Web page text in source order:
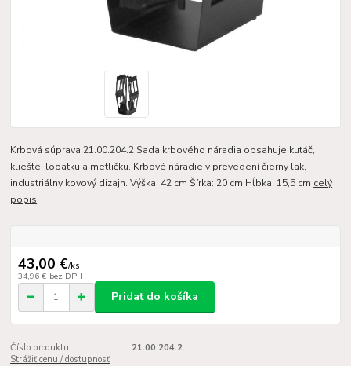
Krbová súprava 21.00.204.2 Sada krbového náradia obsahuje kutáč,
kliešte, lopatku a metličku. Krbové náradie v prevedení čierny lak,
industriálny kovový dizajn. Výška: 42 cm Šírka: 20 cm Hĺbka: 15,5 cm celý
popis
43,00 €/ks
34,96 € bez DPH
Pridať do košíka
Číslo produktu:
21.00.204.2
Strážiť cenu / dostupnosť